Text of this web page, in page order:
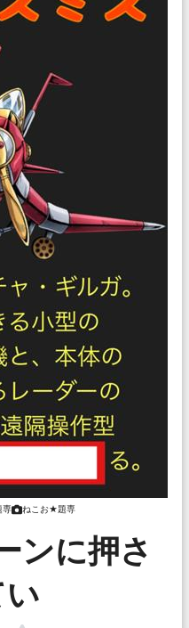
専 ねこお★題専
ンに押さ